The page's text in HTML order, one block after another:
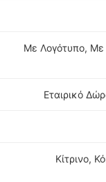
Με Λογότυπο,
Εταιρικό
Κίτρινο,